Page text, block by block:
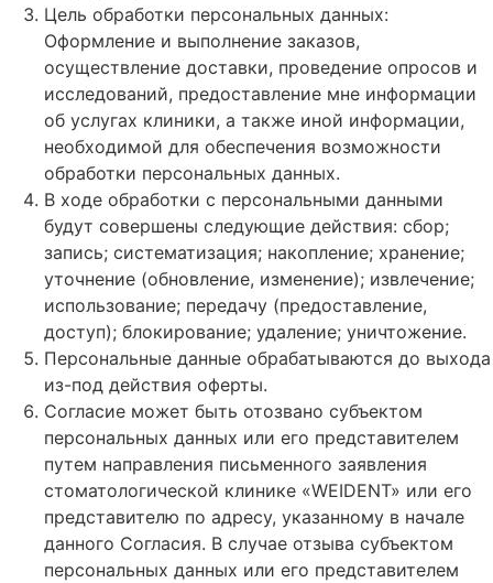
Цель обработки персональных данных:
Оформление и выполнение заказов,
осуществление доставки, проведение опросов и
исследований, предоставление мне информации
об услугах клиники, а также иной информации,
необходимой для обеспечения возможности
обработки персональных данных.
В ходе обработки с персональными данными
будут совершены следующие действия: сбор;
запись; систематизация; накопление; хранение;
уточнение (обновление, изменение); извлечение;
использование; передачу (предоставление,
доступ); блокирование; удаление; уничтожение.
Персональные данные обрабатываются до выхода
из-под действия оферты.
Согласие может быть отозвано субъектом
персональных данных или его представителем
путем направления письменного заявления
стоматологической клинике «WEIDENT» или его
представителю по адресу, указанному в начале
данного Согласия. В случае отзыва субъектом
персональных данных или его представителем